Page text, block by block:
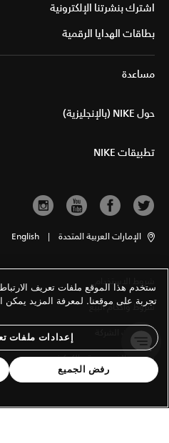
اشترك بنشرتنا الإلكترونية
بطاقات الهدايا الرقمية
مساعدة
حول NIKE (بالإنجليزية)
تطبيقات NIKE
الإمارات العربية المتحدة |
English
شروط الاستخدام
شروط وأحكام البيع
معلومات الشركة
سياسة الخصوصية والكوكيز
ستخدم هذا الموقع ملفات تعريف
تجربة على موقعنا. لمعرفة المزيد
إعدادات ملفات
رفض الجميع